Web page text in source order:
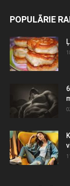
POPULĀRIE